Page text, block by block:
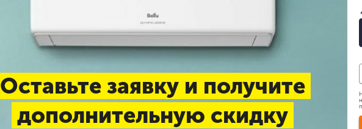
В наличии на складе
Нашли
Доставка 1-3 дня —
Оставьте заявку и получите
дополнительную скидку